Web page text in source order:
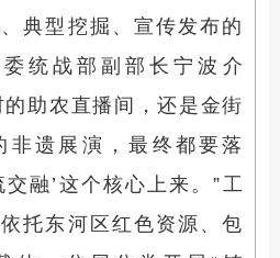
典型挖掘、宣传发布的
统战部副部长宁波介
助农直播间，还是金街
非遗展演，最终都要落
融’这个核心上来。”工
托东河区红色资源、包